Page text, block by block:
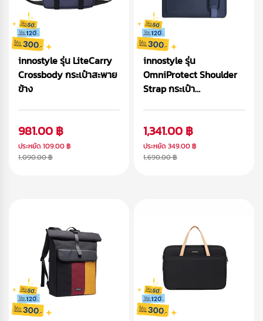
innostyle รุ่น LiteCarry
Crossbody กระเป๋าสะพาย
ข้าง
981.00 ฿
ประหยัด 109.00 ฿
1,090.00 ฿
innostyle รุ่น
OmniProtect Shoulder
Strap กระเป๋า
1,341.00 ฿
ประหยัด 349.00 ฿
1,690.00 ฿